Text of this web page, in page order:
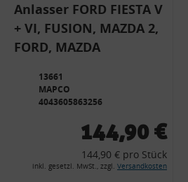
Anlasser FORD FIESTA V
+ VI, FUSION, MAZDA 2,
FORD, MAZDA
13661
MAPCO
4043605863256
144,90 €
144,90 € pro Stück
inkl. gesetzl. MwSt., zzgl. Versandkosten